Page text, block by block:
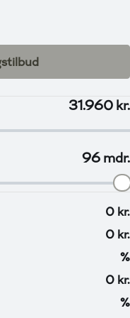
Armlæn, Digitalt
Infocenter,
Læderrat,
udtag,
Android Auto,
Bakkamera,
Fartbegrænser,
via Bluetooth,
start,
Touchskærm,
temperaturmåler,
Automatisk
(eCall),
ESP, Førerairbag,